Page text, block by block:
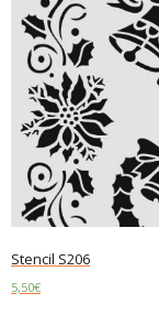
Stencil S206
5,50€